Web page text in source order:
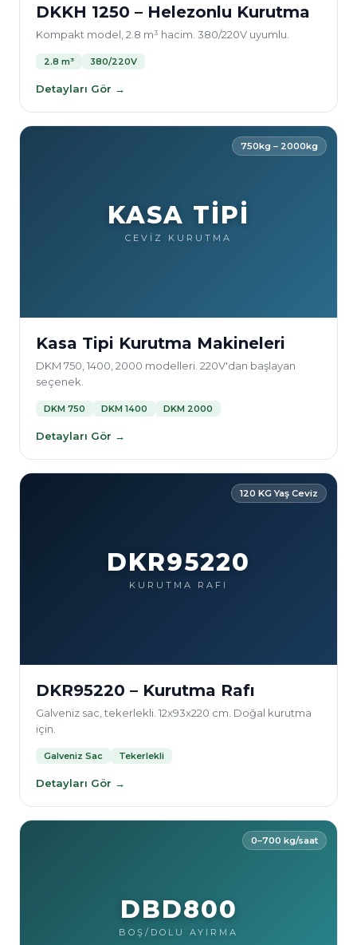
DKKH 1250 – Helezonlu Kurutma
Kompakt model, 2.8 m³ hacim. 380/220V uyumlu.
2.8 m³ 380/220V
Detayları Gör →
750kg – 2000kg
KASA TİPİ
CEVİZ KURUTMA
Kasa Tipi Kurutma Makineleri
DKM 750, 1400, 2000 modelleri. 220V'dan başlayan
seçenek.
DKM 750 DKM 1400 DKM 2000
Detayları Gör →
120 KG Yaş Ceviz
DKR95220
KURUTMA RAFI
DKR95220 – Kurutma Rafı
Galveniz sac, tekerlekli. 12x93x220 cm. Doğal kurutma
için.
Galveniz Sac Tekerlekli
Detayları Gör →
0–700 kg/saat
DBD800
BOŞ/DOLU AYIRMA